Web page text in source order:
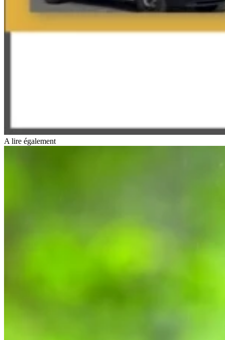
A lire également